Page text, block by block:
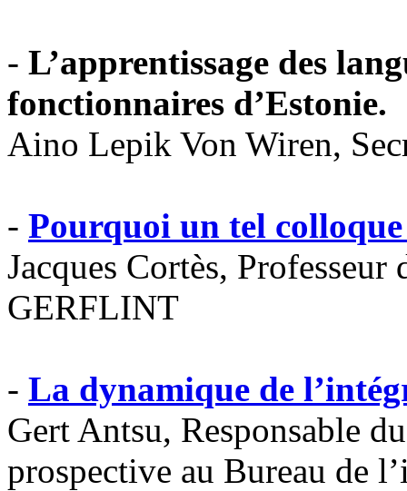
- L’apprentissage des
fonctionnaires d’Estonie.
Aino Lepik Von Wiren,
- Pourquoi un tel
Jacques Cortès,
GERFLINT
- La dynamique de
Gert Antsu, Responsable
prospective au Bureau de